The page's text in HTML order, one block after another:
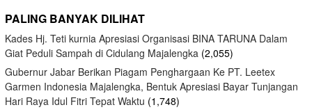
PALING BANYAK DILIHAT
Kades Hj. Teti kurnia Apresiasi Organisasi BINA TARUNA Dalam
Giat Peduli Sampah di Cidulang Majalengka (2,055)
Gubernur Jabar Berikan Piagam Penghargaan Ke PT. Leetex
Garmen Indonesia Majalengka, Bentuk Apresiasi Bayar Tunjangan
Hari Raya Idul Fitri Tepat Waktu (1,748)